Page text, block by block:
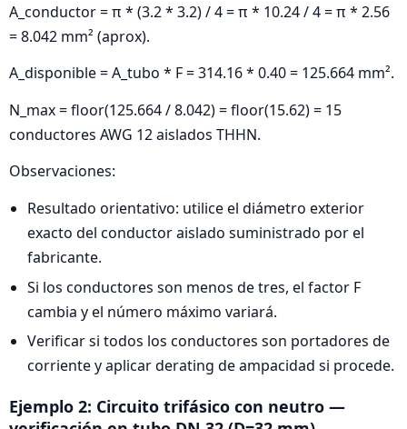
A_conductor = π * (3.2 * 3.2) / 4 = π * 10.24 / 4 = π * 2.56
= 8.042 mm² (aprox).
A_disponible = A_tubo * F = 314.16 * 0.40 = 125.664 mm².
N_max = floor(125.664 / 8.042) = floor(15.62) = 15
conductores AWG 12 aislados THHN.
Observaciones:
Resultado orientativo: utilice el diámetro exterior
exacto del conductor aislado suministrado por el
fabricante.
Si los conductores son menos de tres, el factor F
cambia y el número máximo variará.
Verificar si todos los conductores son portadores de
corriente y aplicar derating de ampacidad si procede.
Ejemplo 2: Circuito trifásico con neutro —